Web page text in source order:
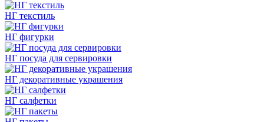
НГ текстиль
НГ фигурки
НГ посуда для сервировки
НГ декоративные украшения
НГ салфетки